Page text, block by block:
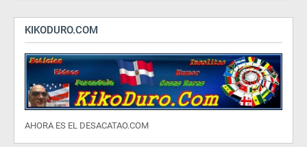
KIKODURO.COM
AHORA ES EL DESACATAO.COM